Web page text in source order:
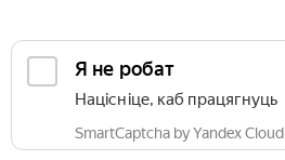
Я не робат
Націсніце, каб працягнуць
SmartCaptcha by Yandex Cloud